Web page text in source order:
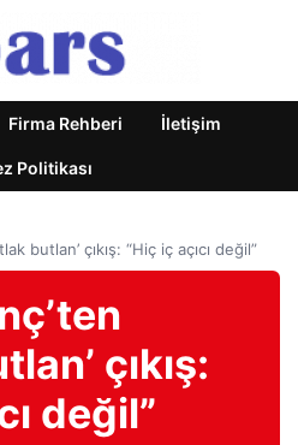
Firma Rehberi İletişim
Politikası
butlan’ çıkış: “Hiç iç açıcı değil”
çıkış:
değil”